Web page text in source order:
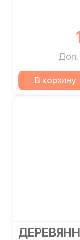
Доп.
В корзину